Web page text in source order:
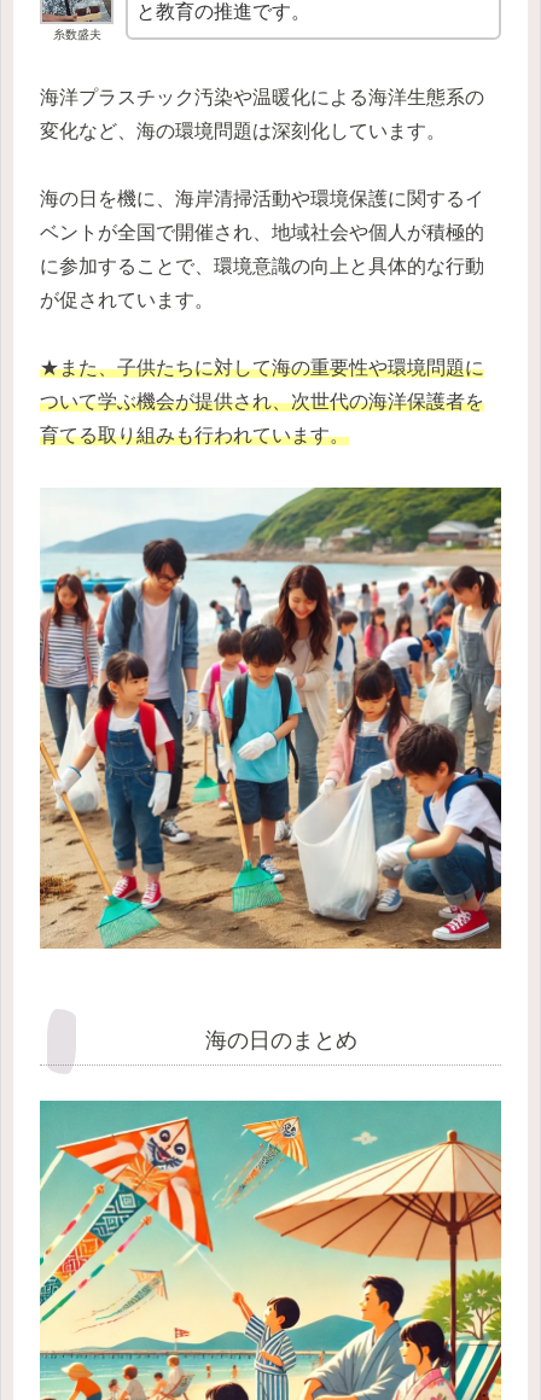
糸数盛夫
と教育の推進です。
海洋プラスチック汚染や温暖化による海洋生態系の
変化など、海の環境問題は深刻化しています。
海の日を機に、海岸清掃活動や環境保護に関するイ
ベントが全国で開催され、地域社会や個人が積極的
に参加することで、環境意識の向上と具体的な行動
が促されています。
★また、子供たちに対して海の重要性や環境問題に
ついて学ぶ機会が提供され、次世代の海洋保護者を
育てる取り組みも行われています。
海の日のまとめ